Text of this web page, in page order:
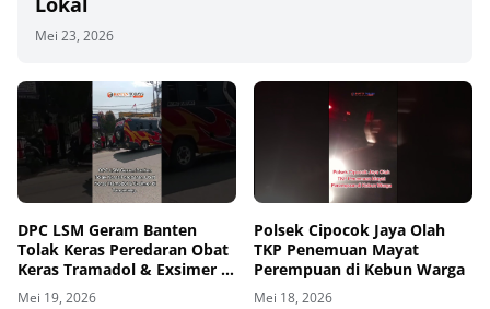
Mei 23, 2026
DPC LSM Geram Banten
Tolak Keras Peredaran Obat
Keras Tramadol & Exsimer di
Tangerang
Mei 19, 2026
Polsek Cipocok Jaya Olah
TKP Penemuan Mayat
Perempuan di Kebun Warga
Mei 18, 2026